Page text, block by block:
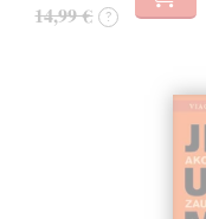
14,99 € ?